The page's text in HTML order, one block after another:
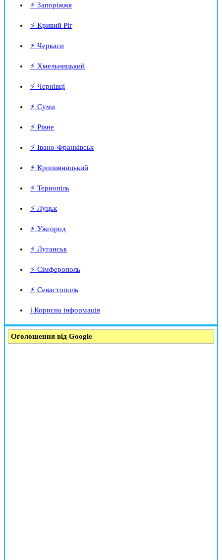
⚡ Запоріжжя
⚡ Кривий Ріг
⚡ Черкаси
⚡ Хмельницький
⚡ Чернівці
⚡ Суми
⚡ Рівне
⚡ Івано-Франківськ
⚡ Кропивницький
⚡ Тернопіль
⚡ Луцьк
⚡ Ужгород
⚡ Луганськ
⚡ Сімферополь
⚡ Севастополь
ℹ️ Корисна інформація
Оголошення від Google